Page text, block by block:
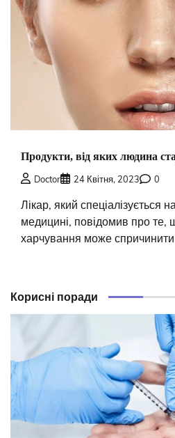
Продукти, від яких людина
Doctor 24 Квітня, 2023 0
Лікар, який спеціалізується
медицині, повідомив про те,
харчування може
Корисні поради